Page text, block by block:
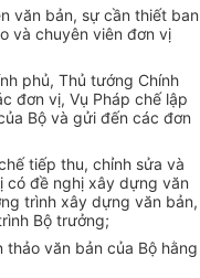
văn bản, sự cần thiết ban
và chuyên viên đơn vị
phủ, Thủ tướng Chính
đơn vị, Vụ Pháp chế lập
Bộ và gửi đến các đơn
tiếp thu, chỉnh sửa và
đề nghị xây dựng văn
trình xây dựng văn bản,
Bộ trưởng;
văn bản của Bộ hằng